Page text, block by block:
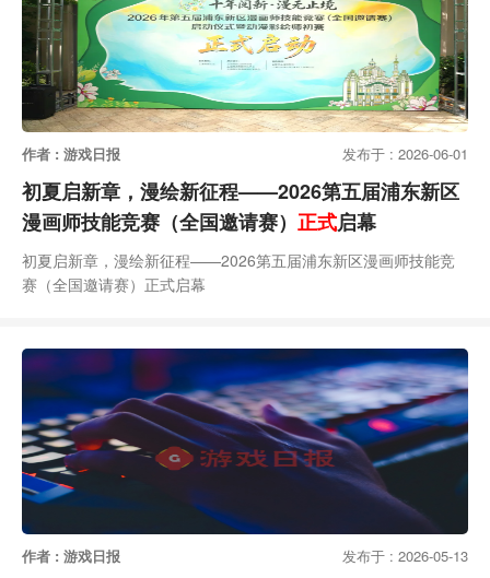
作者 : 游戏日报 发布于 : 2026-06-01
初夏启新章，漫绘新征程——2026第五届浦东新区
漫画师技能竞赛（全国邀请赛） 正式启幕
初夏启新章，漫绘新征程——2026第五届浦东新区漫画师技能竞
赛（全国邀请赛）正式启幕
作者 : 游戏日报 发布于 : 2026-05-13